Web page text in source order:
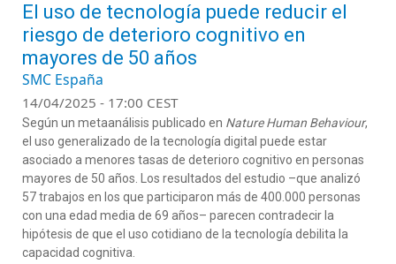
El uso de tecnología puede reducir el
riesgo de deterioro cognitivo en
mayores de 50 años
SMC España
14/04/2025 - 17:00 CEST
Según un metaanálisis publicado en Nature Human Behaviour,
el uso generalizado de la tecnología digital puede estar
asociado a menores tasas de deterioro cognitivo en personas
mayores de 50 años. Los resultados del estudio –que analizó
57 trabajos en los que participaron más de 400.000 personas
con una edad media de 69 años– parecen contradecir la
hipótesis de que el uso cotidiano de la tecnología debilita la
capacidad cognitiva.